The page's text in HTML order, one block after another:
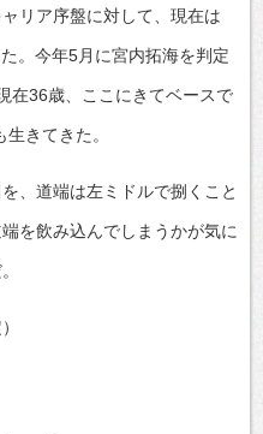
リア序盤に対して、現在は
。今年5月に宮内拓海を判定
在36歳、ここにきてベースで
きてきた。
、道端は左ミドルで捌くこと
を飲み込んでしまうかが気に